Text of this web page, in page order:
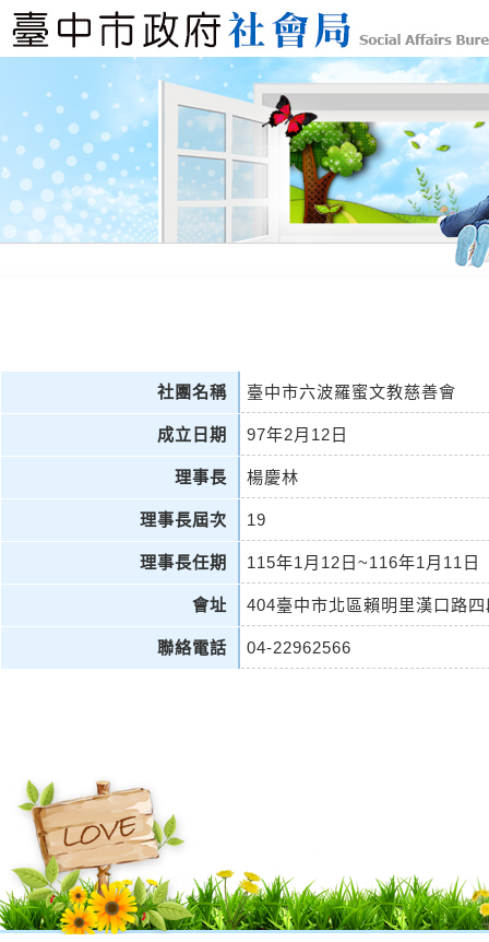
社團名稱 臺中市六波羅蜜文教慈善會
成立日期 97年2月12日
理事長 楊慶林
理事長屆次 19
理事長任期 115年1月12日~116年1月11日
會址 404臺中市北區賴明里漢口路
聯絡電話 04-22962566